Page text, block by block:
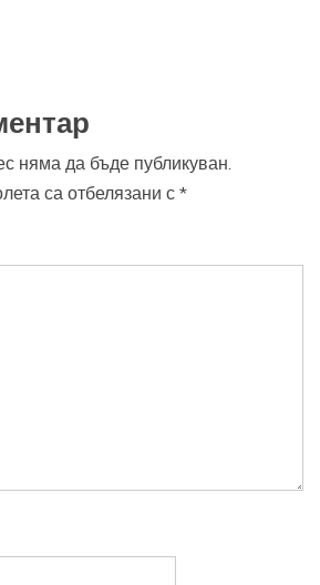
няма да бъде публикуван.
са отбелязани с *